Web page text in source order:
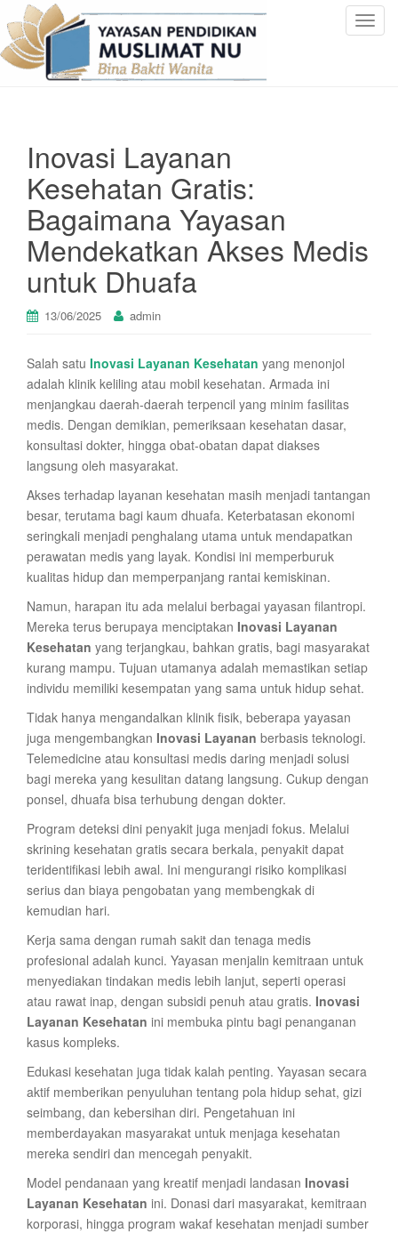
T
a
Inovasi Layanan
Kesehatan Gratis:
Bagaimana Yayasan
Mendekatkan Akses Medis
untuk Dhuafa
13/06/2025 admin
Salah satu Inovasi Layanan Kesehatan yang menonjol
adalah klinik keliling atau mobil kesehatan. Armada ini
menjangkau daerah-daerah terpencil yang minim fasilitas
medis. Dengan demikian, pemeriksaan kesehatan dasar,
konsultasi dokter, hingga obat-obatan dapat diakses
langsung oleh masyarakat.
Akses terhadap layanan kesehatan masih menjadi tantangan
besar, terutama bagi kaum dhuafa. Keterbatasan ekonomi
seringkali menjadi penghalang utama untuk mendapatkan
perawatan medis yang layak. Kondisi ini memperburuk
kualitas hidup dan memperpanjang rantai kemiskinan.
Namun, harapan itu ada melalui berbagai yayasan filantropi.
Mereka terus berupaya menciptakan Inovasi Layanan
Kesehatan yang terjangkau, bahkan gratis, bagi masyarakat
kurang mampu. Tujuan utamanya adalah memastikan setiap
individu memiliki kesempatan yang sama untuk hidup sehat.
Tidak hanya mengandalkan klinik fisik, beberapa yayasan
juga mengembangkan Inovasi Layanan berbasis teknologi.
Telemedicine atau konsultasi medis daring menjadi solusi
bagi mereka yang kesulitan datang langsung. Cukup dengan
ponsel, dhuafa bisa terhubung dengan dokter.
Program deteksi dini penyakit juga menjadi fokus. Melalui
skrining kesehatan gratis secara berkala, penyakit dapat
teridentifikasi lebih awal. Ini mengurangi risiko komplikasi
serius dan biaya pengobatan yang membengkak di
kemudian hari.
Kerja sama dengan rumah sakit dan tenaga medis
profesional adalah kunci. Yayasan menjalin kemitraan untuk
menyediakan tindakan medis lebih lanjut, seperti operasi
atau rawat inap, dengan subsidi penuh atau gratis. Inovasi
Layanan Kesehatan ini membuka pintu bagi penanganan
kasus kompleks.
Edukasi kesehatan juga tidak kalah penting. Yayasan secara
aktif memberikan penyuluhan tentang pola hidup sehat, gizi
seimbang, dan kebersihan diri. Pengetahuan ini
memberdayakan masyarakat untuk menjaga kesehatan
mereka sendiri dan mencegah penyakit.
Model pendanaan yang kreatif menjadi landasan Inovasi
Layanan Kesehatan ini. Donasi dari masyarakat, kemitraan
korporasi, hingga program wakaf kesehatan menjadi sumber